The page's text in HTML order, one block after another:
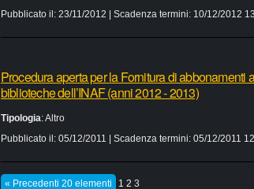
Pubblicato il: 23/11/2012 | Scadenza termini: 10/12/2012
Procedura aperta per la Fornitura di abbonamenti
biblioteche dell’INAF (anni 2012 - 2013)
Tipologia:Altro
Pubblicato il: 05/12/2011 | Scadenza termini: 05/12/2011
« Precedenti 20 elementi 1 2 3